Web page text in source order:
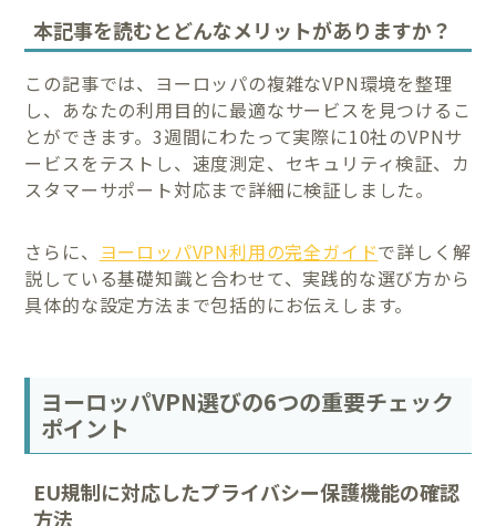
本記事を読むとどんなメリットがありますか？
この記事では、ヨーロッパの複雑なVPN環境を整理
し、あなたの利用目的に最適なサービスを見つけるこ
とができます。3週間にわたって実際に10社のVPNサ
ービスをテストし、速度測定、セキュリティ検証、カ
スタマーサポート対応まで詳細に検証しました。
さらに、 ヨーロッパVPN利用の完全ガイドで詳しく解
説している基礎知識と合わせて、実践的な選び方から
具体的な設定方法まで包括的にお伝えします。
ヨーロッパVPN選びの6つの重要チェック
ポイント
EU規制に対応したプライバシー保護機能の確認
方法